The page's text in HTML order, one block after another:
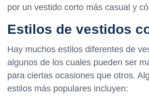
por un vestido corto más casual y
Estilos de vestidos
Hay muchos estilos diferentes de
algunos de los cuales pueden ser
para ciertas ocasiones que otros.
estilos más populares incluyen: